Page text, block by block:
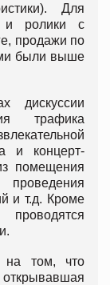
Для
и ролики с
продажи по
были выше
дискуссии
трафика
и концерт-
помещения
и т.д. Кроме
на том, что